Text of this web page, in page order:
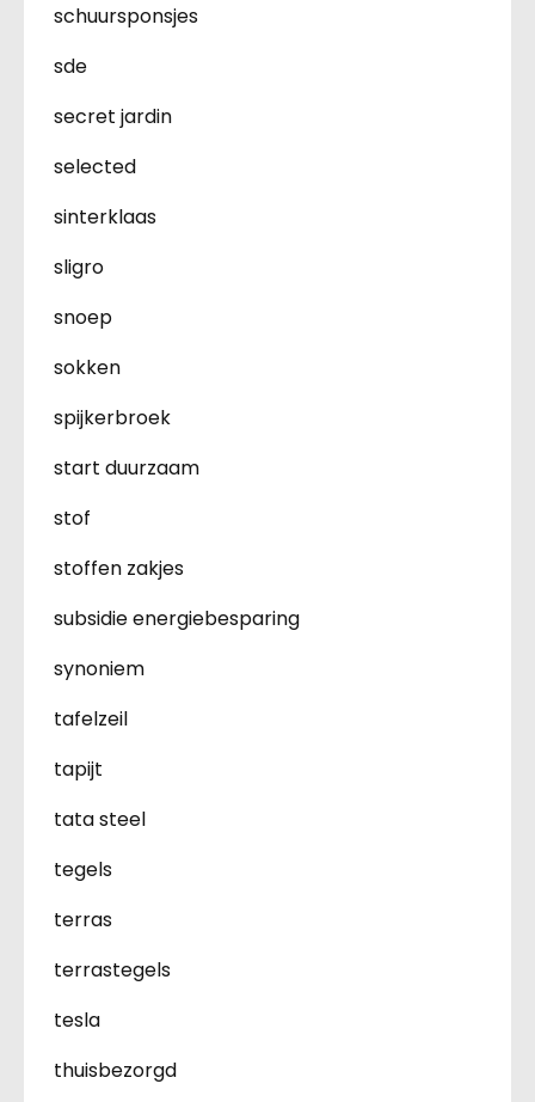
schuursponsjes
sde
secret jardin
selected
sinterklaas
sligro
snoep
sokken
spijkerbroek
start duurzaam
stof
stoffen zakjes
subsidie energiebesparing
synoniem
tafelzeil
tapijt
tata steel
tegels
terras
terrastegels
tesla
thuisbezorgd